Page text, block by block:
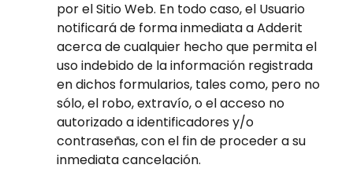
por el Sitio Web. En todo caso, el Usuario
notificará de forma inmediata a Adderit
acerca de cualquier hecho que permita el
uso indebido de la información registrada
en dichos formularios, tales como, pero no
sólo, el robo, extravío, o el acceso no
autorizado a identificadores y/o
contraseñas, con el fin de proceder a su
inmediata cancelación.